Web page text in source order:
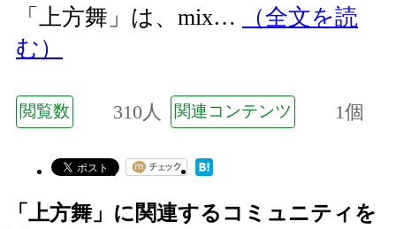
「上方舞」は、mix…
（全文を読
む）
閲覧数 310人 関連コンテンツ 1個
「上方舞」に関連するコミュニティを